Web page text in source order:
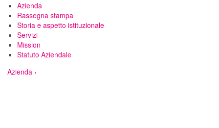
Azienda
Rassegna stampa
Storia e aspetto istituzionale
Servizi
Mission
Statuto Aziendale
Azienda ›